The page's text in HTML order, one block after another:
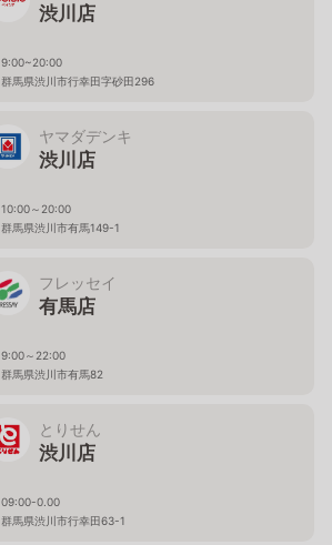
渋川店
9:00~20:00
群馬県渋川市行幸田字砂田296
ヤマダデンキ
渋川店
10:00～20:00
群馬県渋川市有馬149-1
フレッセイ
有馬店
9:00～22:00
群馬県渋川市有馬82
とりせん
渋川店
09:00-0.00
群馬県渋川市行幸田63-1